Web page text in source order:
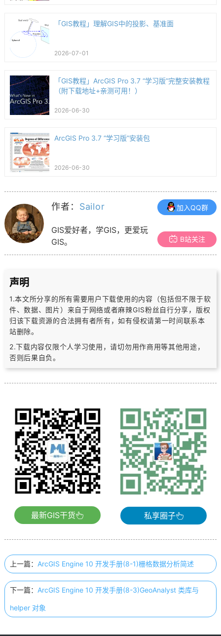
「GIS教程」理解GIS中的投影、基准面
2026-07-01
「GIS教程」ArcGIS Pro 3.7 “学习版”完整安装教程
（附下载地址+亲测可用！）
2026-06-30
ArcGIS Pro 3.7 “学习版”安装包
2026-06-30
作者： Sailor
GIS爱好者，学GIS，更爱玩
GIS。
加入QQ群
B站关注
声明
1.本文所分享的所有需要用户下载使用的内容（包括但不限于软
件、数据、图片） 来自于网络或者麻辣GIS粉丝自行分享，版权
归该下载资源的合法拥有者所有，如有侵权请第一时间联系本
站删除。
2.下载内容仅限个人学习使用，请切勿用作商用等其他用途，
否则后果自负。
最新GIS干货 私享圈子
上一篇： ArcGIS Engine 10 开发手册(8-1)栅格数据分析简述
下一篇： ArcGIS Engine 10 开发手册(8-3)GeoAnalyst 类库与
helper 对象